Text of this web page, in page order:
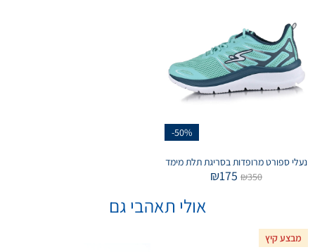
-50%
נעלי ספורט מרופדות בסריגת תלת מימד
₪350
₪175
אולי תאהבי גם
מבצע קיץ